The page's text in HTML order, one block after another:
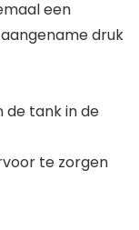
een
druk
de tank in de
te zorgen